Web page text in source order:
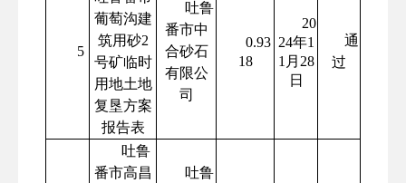
5
葡萄沟建
筑用砂2
号矿临时
用地土地
复垦方案
报告表
吐鲁
番市中
合砂石
有限公
司
0.93
18
20
24年1
1月28
日
通
过
吐鲁
番市高昌
吐鲁